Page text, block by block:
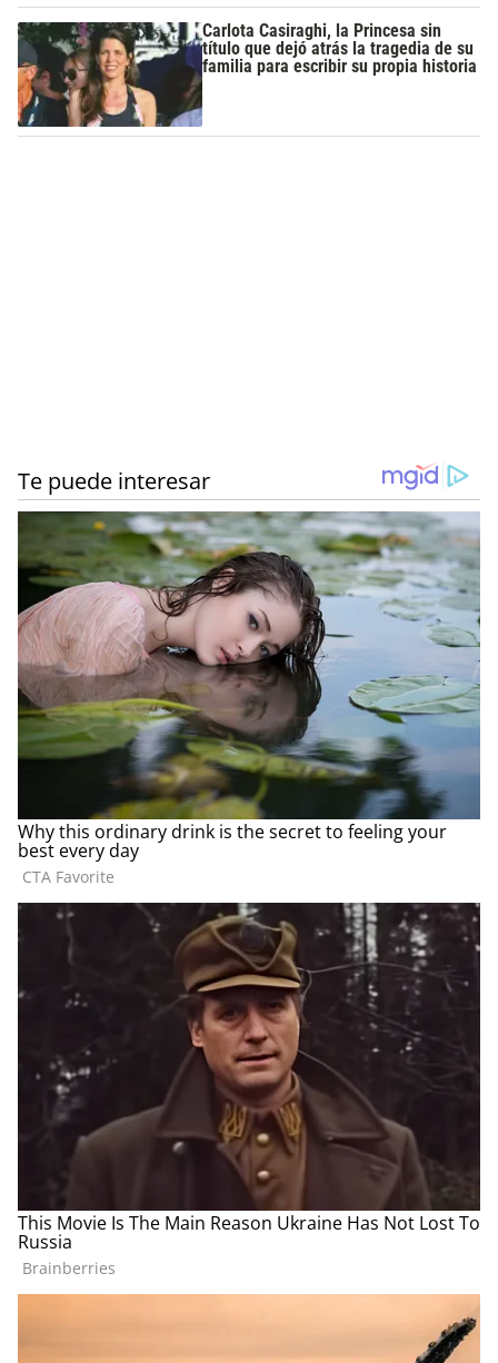
Carlota Casiraghi, la Princesa sin
título que dejó atrás la tragedia de su
familia para escribir su propia historia